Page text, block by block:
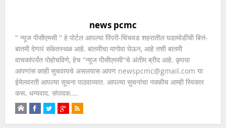
news pcmc
'' न्यूज पीसीएमसी '' हे पोर्टल आपल्या पिंपरी-चिंचवड शहरातील घडामोडींची बित्तं-
बातमी देणारं संकेतस्थळ आहे. बातमीचा मागोवा घेऊन, आहे तशी बातमी
वाचकांपर्यंत पोहोचविणे, हेच ''न्यूज पीसीएमसी''चे अंतीम ब्रीद आहे. कृपया
आपणांस काही सुचवायचे असलयास आपण newspcmc@gmail.com या
ईमेलवरती आपल्या सूचना पाठवाव्यात. आपल्या सुचनांचा नक्कीच आम्ही स्विकार
करू. धन्यवाद. संपादक....